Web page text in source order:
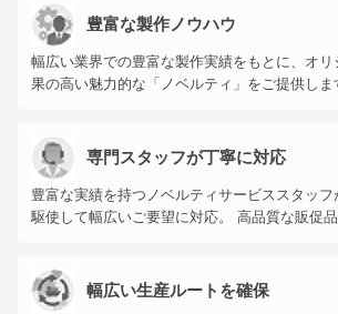
豊富な製作ノウハウ
幅広い業界での豊富な製作実績をもとに、オ
果の高い魅力的な「ノベルティ」をご提供しま
専門スタッフが丁寧に対応
豊富な実績を持つノベルティサービススタッ
駆使して幅広いご要望に対応。 高品質な販促品
幅広い生産ルートを確保